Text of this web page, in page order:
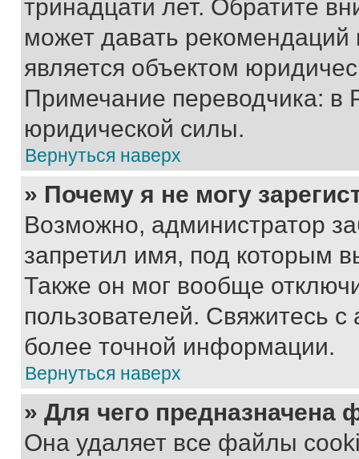
тринадцати лет. Обратите
может давать
является объектом
Примечание переводчика: в
юридической силы.
Вернуться наверх
» Почему я не могу
Возможно, администратор
запретил имя, под которым
Также он мог вообще
пользователей. Свяжитесь
более точной информации.
Вернуться наверх
» Для чего предназначена
Она удаляет все файлы